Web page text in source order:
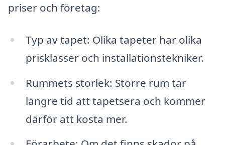
priser och företag:
Typ av tapet: Olika tapeter har olika
prisklasser och installationstekniker.
Rummets storlek: Större rum tar
längre tid att tapetsera och kommer
därför att kosta mer.